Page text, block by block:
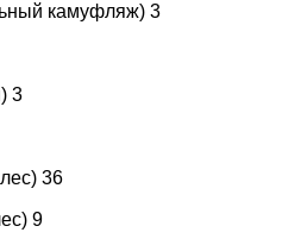
камуфляж) 3
3
36
9